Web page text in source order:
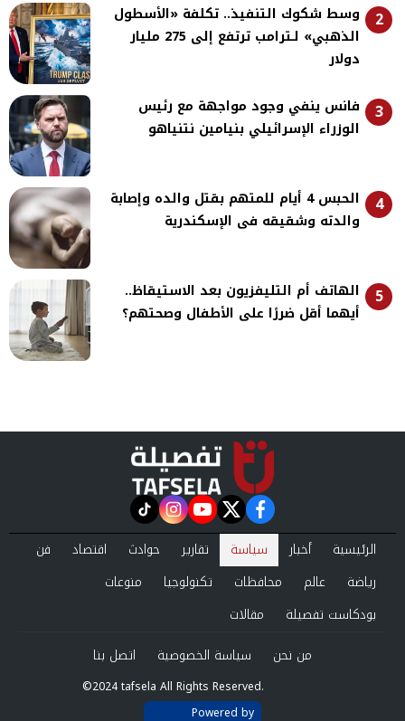
2
وسط شكوك التنفيذ.. تكلفة «الأسطول
الذهبي» لـترامب ترتفع إلى 275 مليار
دولار
3
فانس ينفي وجود مواجهة مع رئيس
الوزراء الإسرائيلي بنيامين نتنياهو
4
الحبس 4 أيام للمتهم بقتل والده وإصابة
والدته وشقيقه فى الإسكندرية
5
الهاتف أم التليفزيون بعد الاستيقاظ..
أيهما أقل ضررًا على الأطفال وصحتهم؟
facebook
twitter
youtube
instagram
tiktok
الرئيسية أخبار سياسة تقارير حوادث اقتصاد
فن
رياضة
عالم محافظات تكنولوجيا
منوعات
بودكاست تفصيلة
مقالات
من نحن
سياسة الخصوصية اتصل بنا
©2024 tafsela All Rights Reserved.
Powered by